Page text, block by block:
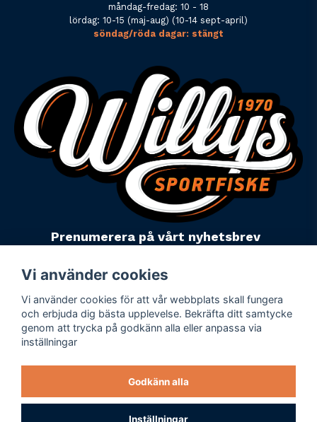
måndag-fredag: 10 - 18
lördag: 10-15 (maj-aug) (10-14 sept-april)
söndag/röda dagar: stängt
Prenumerera på vårt nyhetsbrev
Powered by Nyehandel AB
Företagsuppgifter
Personuppgiftspolicy
Varumärken
Vi använder cookies
Vi använder cookies för att vår webbplats skall fungera
och erbjuda dig bästa upplevelse. Bekräfta ditt samtycke
genom att trycka på godkänn alla eller anpassa via
inställningar
Godkänn alla
Inställningar